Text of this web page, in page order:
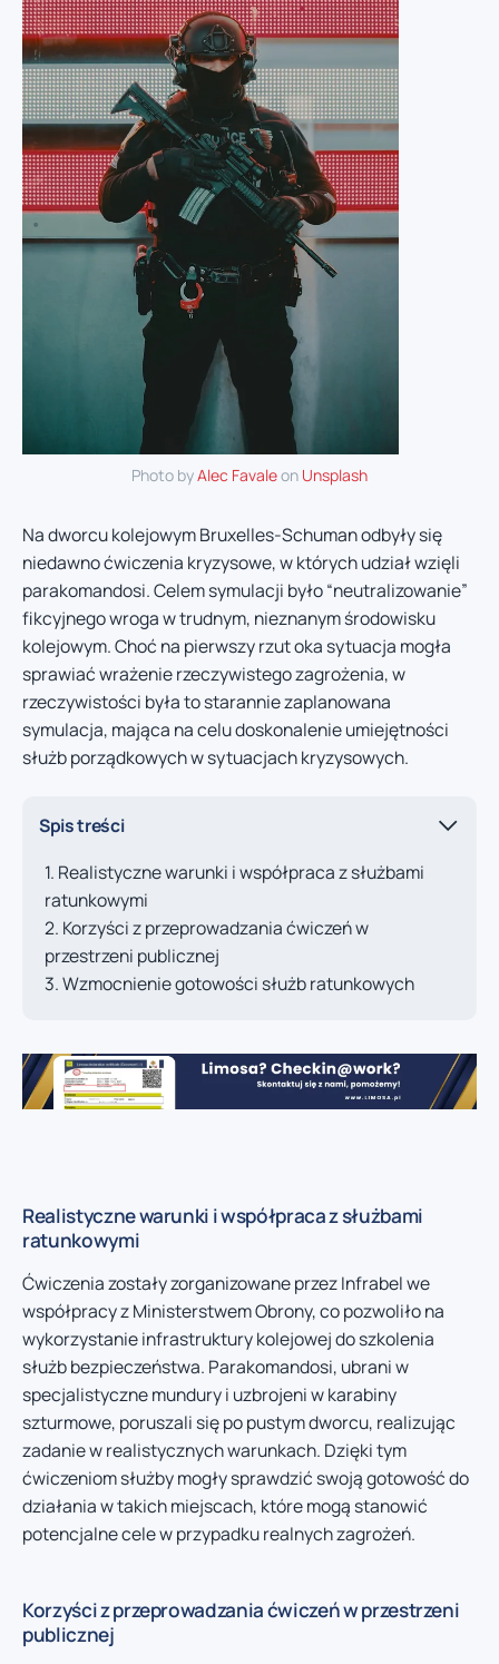
Photo byAlec Favaleon Unsplash
Na dworcu kolejowym Bruxelles-Schuman odbyły się
niedawno ćwiczenia kryzysowe, w których udział wzięli
parakomandosi. Celem symulacji było “neutralizowanie”
fikcyjnego wroga w trudnym, nieznanym środowisku
kolejowym. Choć na pierwszy rzut oka sytuacja mogła
sprawiać wrażenie rzeczywistego zagrożenia, w
rzeczywistości była to starannie zaplanowana
symulacja, mająca na celu doskonalenie umiejętności
służb porządkowych w sytuacjach kryzysowych.
Spis treści
Realistyczne warunki i współpraca z służbami
ratunkowymi
Korzyści z przeprowadzania ćwiczeń w
przestrzeni publicznej
Wzmocnienie gotowości służb ratunkowych
Realistyczne warunki i współpraca z służbami
ratunkowymi
Ćwiczenia zostały zorganizowane przez Infrabel we
współpracy z Ministerstwem Obrony, co pozwoliło na
wykorzystanie infrastruktury kolejowej do szkolenia
służb bezpieczeństwa. Parakomandosi, ubrani w
specjalistyczne mundury i uzbrojeni w karabiny
szturmowe, poruszali się po pustym dworcu, realizując
zadanie w realistycznych warunkach. Dzięki tym
ćwiczeniom służby mogły sprawdzić swoją gotowość do
działania w takich miejscach, które mogą stanowić
potencjalne cele w przypadku realnych zagrożeń.
Korzyści z przeprowadzania ćwiczeń w przestrzeni
publicznej